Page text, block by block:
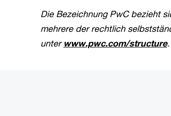
Die Bezeichnung PwC bezieht
mehrere der rechtlich
unterwww.pwc.com/structure.